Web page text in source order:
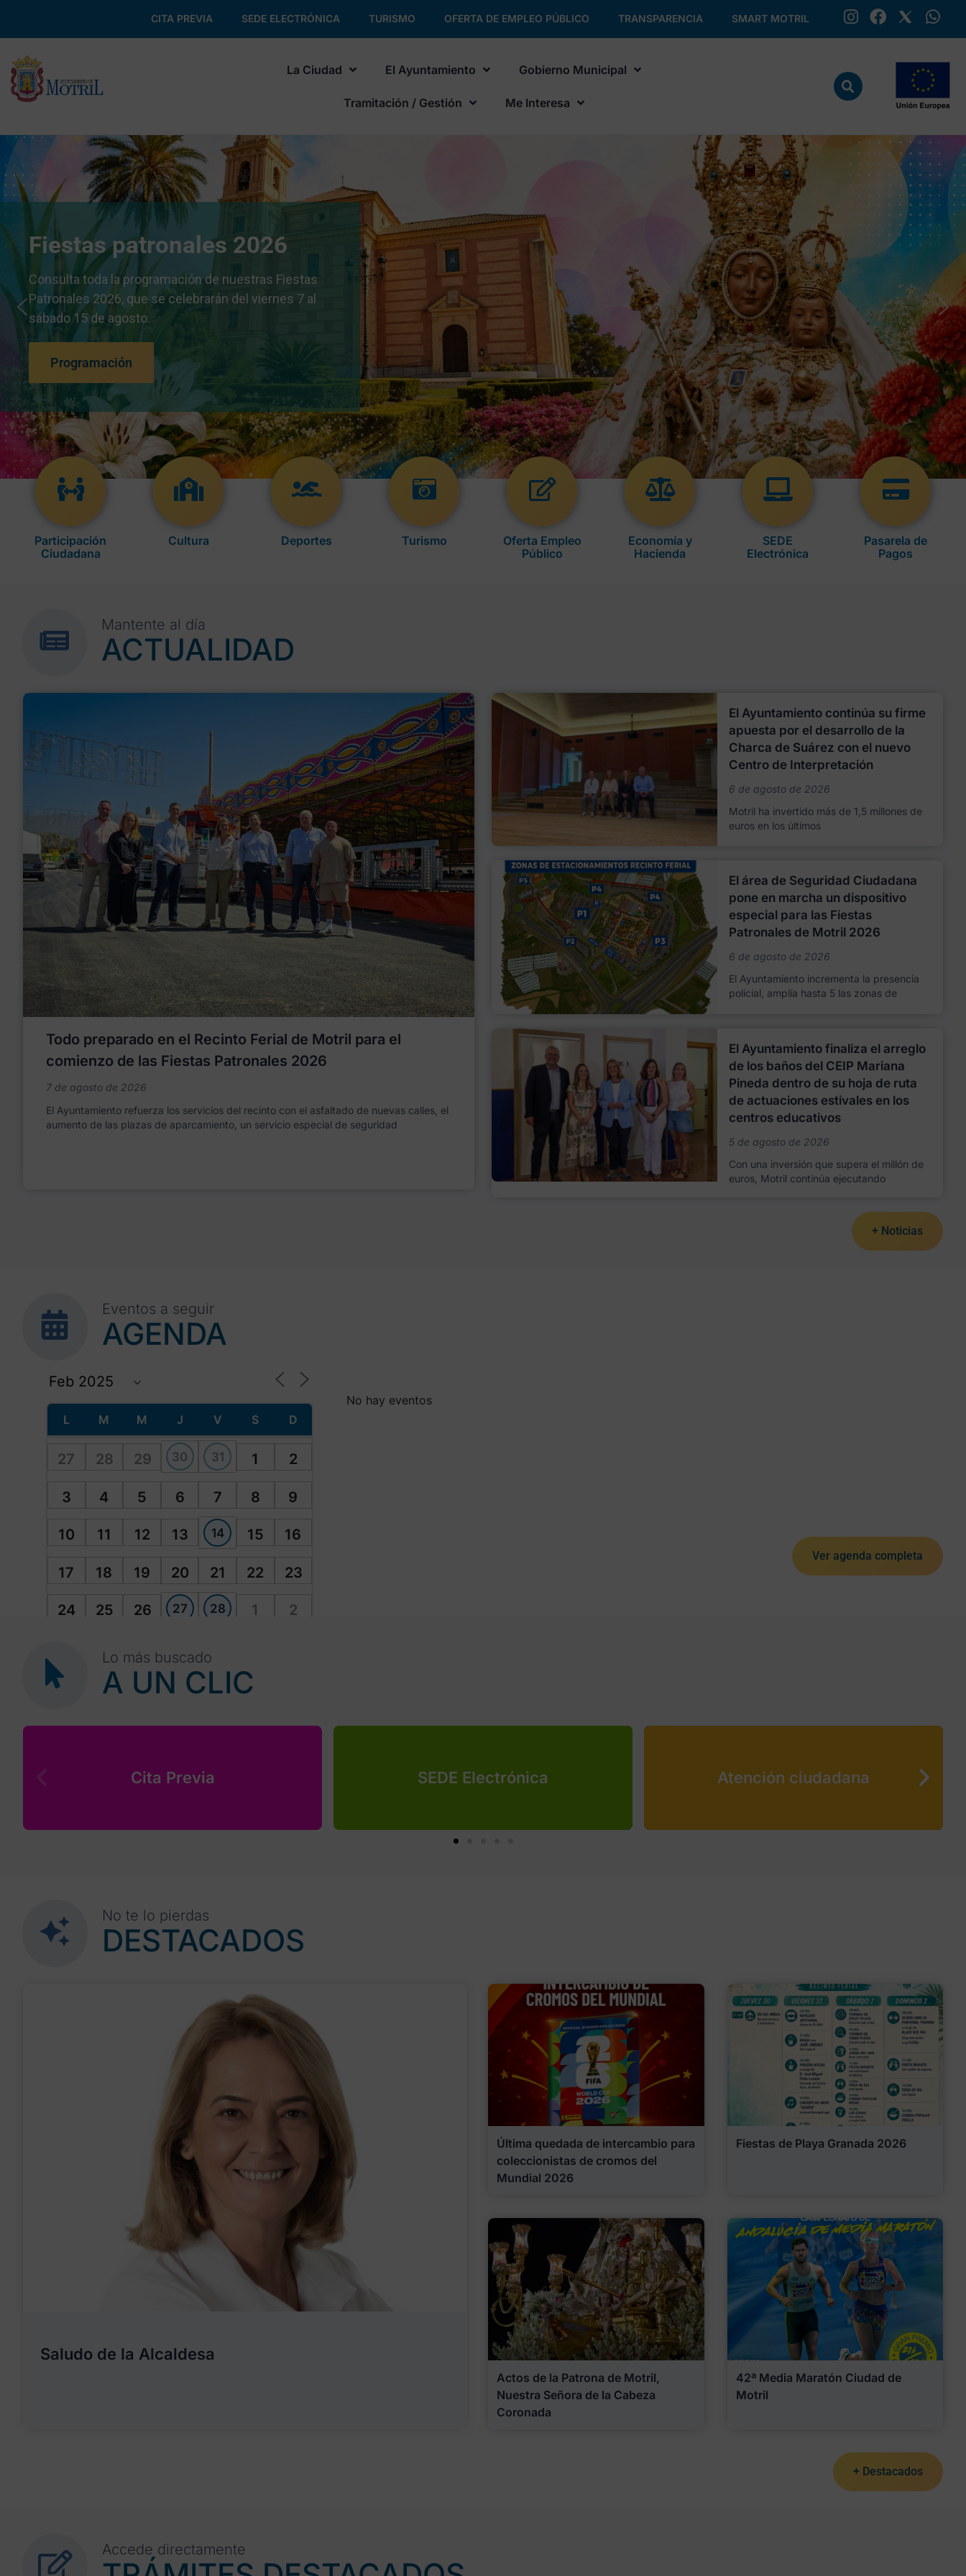
CITA PREVIA SEDE ELECTRÓNICA TURISMO OFERTA DE EMPLEO PÚBLICO TRANSPARENCIA SMART MOTRIL
La Ciudad El Ayuntamiento Gobierno Municipal
Tramitación / Gestión Me Interesa
Fiestas patronales 2026
Consulta toda la programación de nuestras Fiestas
Patronales 2026, que se celebrarán del viernes 7 al
sábado 15 de agosto.
Programación
Participación
Ciudadana
Cultura Deportes Turismo
Oferta Empleo
Público
Economía y
Hacienda
SEDE
Electrónica
Pasarela de
Pagos
Mantente al día
ACTUALIDAD
Todo preparado en el Recinto Ferial de Motril para el
comienzo de las Fiestas Patronales 2026
7 de agosto de 2026
El Ayuntamiento refuerza los servicios del recinto con el asfaltado de nuevas calles, el
aumento de las plazas de aparcamiento, un servicio especial de seguridad
El Ayuntamiento continúa su firme
apuesta por el desarrollo de la
Charca de Suárez con el nuevo
Centro de Interpretación
6 de agosto de 2026
Motril ha invertido más de 1,5 millones de
euros en los últimos
El área de Seguridad Ciudadana
pone en marcha un dispositivo
especial para las Fiestas
Patronales de Motril 2026
6 de agosto de 2026
El Ayuntamiento incrementa la presencia
policial, amplía hasta 5 las zonas de
El Ayuntamiento finaliza el arreglo
de los baños del CEIP Mariana
Pineda dentro de su hoja de ruta
de actuaciones estivales en los
centros educativos
5 de agosto de 2026
Con una inversión que supera el millón de
euros, Motril continúa ejecutando
+ Noticias
Eventos a seguir
AGENDA
L M M J V S D
27 28 29 30 31 1 2
3 4 5 6 7 8 9
10 11 12 13 14 15 16
17 18 19 20 21 22 23
24 25 26 27 28 1 2
No hay eventos
Ver agenda completa
Lo más buscado
A UN CLIC
Cita Previa SEDE Electrónica Atención ciudadana
No te lo pierdas
DESTACADOS
Saludo de la Alcaldesa
Última quedada de intercambio para
coleccionistas de cromos del
Mundial 2026
Fiestas de Playa Granada 2026
Actos de la Patrona de Motril,
Nuestra Señora de la Cabeza
Coronada
42ª Media Maratón Ciudad de
Motril
+ Destacados
Accede directamente